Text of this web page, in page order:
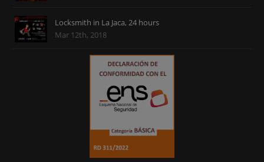
Locksmith in La Jaca, 24 hours
Mar 12th, 2018